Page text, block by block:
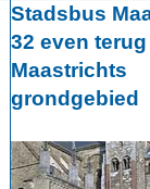
Stadsbus
32 even
Maastrichts
grondgebied